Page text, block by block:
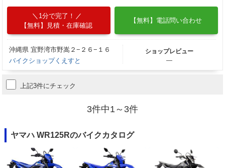
1分で完了！
【無料】見積・在庫確認
【無料】電話問い合わせ
沖縄県 宜野湾市野嵩２−２６−１６
バイクショップくえすと
ショップレビュー
―
上記3件にチェック
3件中1～3件
ヤマハ WR125Rのバイクカタログ